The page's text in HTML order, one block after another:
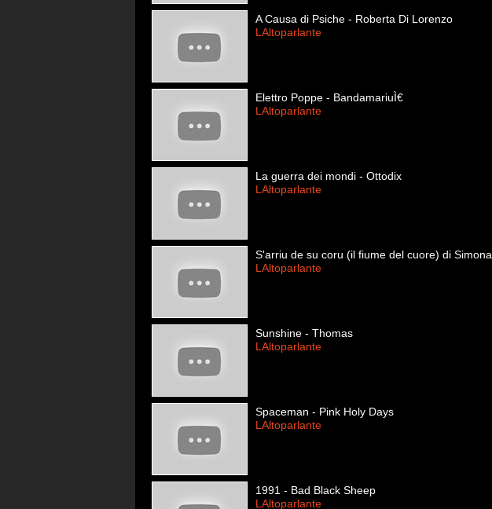
A Causa di Psiche - Roberta Di Lorenzo
LAltoparlante
Elettro Poppe - BandamariuÌ€
LAltoparlante
La guerra dei mondi - Ottodix
LAltoparlante
S'arriu de su coru (il fiume del cuore) di Simona
LAltoparlante
Sunshine - Thomas
LAltoparlante
Spaceman - Pink Holy Days
LAltoparlante
1991 - Bad Black Sheep
LAltoparlante